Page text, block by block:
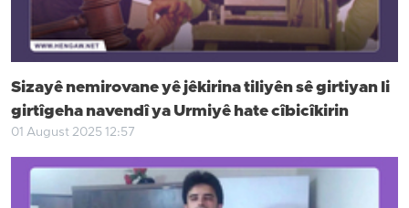
Sizayê nemirovane yê jêkirina tiliyên sê girtiyan li
girtîgeha navendî ya Urmiyê hate cîbicîkirin
01 August 2025 12:57